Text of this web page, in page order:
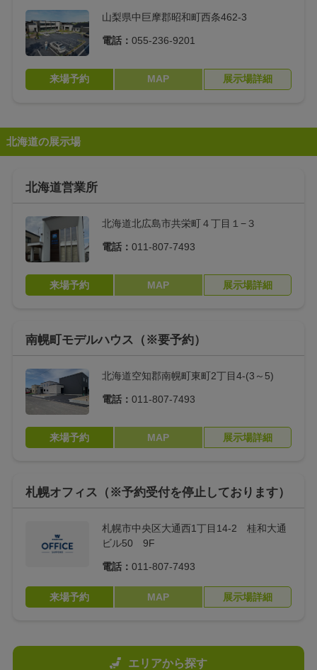
山梨県中巨摩郡昭和町西条462-3
電話： 055-236-9201
来場予約 MAP 展示場詳細
北海道の展示場
北海道営業所
北海道北広島市共栄町４丁目１−３
電話： 011-807-7493
来場予約 MAP 展示場詳細
南幌町モデルハウス（※要予約）
北海道空知郡南幌町東町2丁目4-(3～5)
電話： 011-807-7493
来場予約 MAP 展示場詳細
札幌オフィス（※予約受付を停止しております）
札幌市中央区大通西1丁目14-2 桂和大通
ビル50 9F
電話： 011-807-7493
来場予約 MAP 展示場詳細
エリアから探す